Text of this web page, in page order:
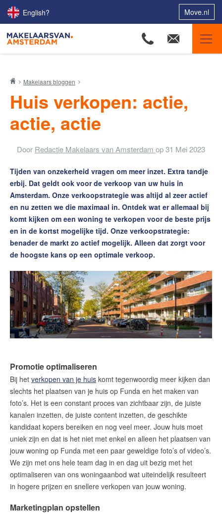
English? Move.nl
Ons aanbod
Woningzoekers
Onze makelaars
Huis kopen
Uw huis verhuren
Onze diensten
Contact
Word jij onze nieuwe makelaar?
De waarde van uw woning
Blog
De Amsterdamse woningmarkt
verandert
Amsterdam
Maak een afspraak
Makelaars van Amsterdam
amsterdam@makelaarsvan.nl
+31 (0)20 333 11 10
English?
Makelaars bloggen
Huis verkopen: actie,
actie, actie
Door Redactie Makelaars van Amsterdam op31 Mei 2023
Tijden van onzekerheid vragen om meer inzet. Extra tandje
erbij. Dat geldt ook voor de verkoop van uw huis in
Amsterdam. Onze verkoopstrategie was altijd al zeer actief
en nu zetten we die maximaal in. Ontdek wat er allemaal bij
komt kijken om een woning te verkopen voor de beste prijs
en in de kortst mogelijke tijd. Onze verkoopstrategie:
benader de markt zo actief mogelijk. Alleen dat zorgt voor
de hoogste kans op een optimale verkoop.
Promotie optimaliseren
Bij het verkopen van je huis komt tegenwoordig meer kijken dan
slechts het plaatsen van je huis op Funda en het maken van
foto’s. Het is een constant proces van zichtbaar zijn, de juiste
kanalen inzetten, de juiste content inzetten, de geschikte
kandidaat kopers bereiken en nog veel meer. Jouw huis moet
uniek zijn en dat is het niet met enkel en alleen het plaatsen van
jouw woning op Funda met een paar geweldige foto’s of video’s.
We zijn met ons hele team dag in en dag uit bezig met het
optimaliseren van ons woningaanbod wat uiteindelijk resulteert
in hogere prijzen en snellere verkopen van jouw woning.
Marketingplan opstellen